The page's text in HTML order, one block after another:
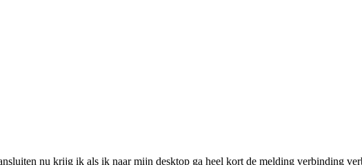
nu krijg ik als ik naar mijn desktop ga heel kort de melding verbinding